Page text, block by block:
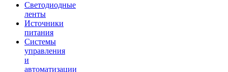
Светодиодные
ленты
Источники
питания
Системы
управления
и
автоматизации